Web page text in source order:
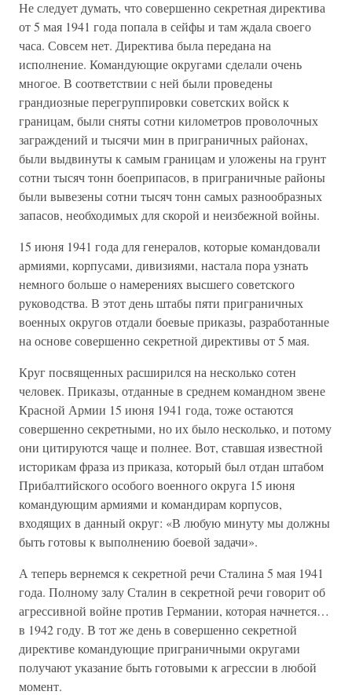
Не следует думать, что совершенно секретная директива
от 5 мая 1941 года попала в сейфы и там ждала своего
часа. Совсем нет. Директива была передана на
исполнение. Командующие округами сделали очень
многое. В соответствии с ней были проведены
грандиозные перегруппировки советских войск к
границам, были сняты сотни километров проволочных
заграждений и тысячи мин в приграничных районах,
были выдвинуты к самым границам и уложены на грунт
сотни тысяч тонн боеприпасов, в приграничные районы
были вывезены сотни тысяч тонн самых разнообразных
запасов, необходимых для скорой и неизбежной войны.
15 июня 1941 года для генералов, которые командовали
армиями, корпусами, дивизиями, настала пора узнать
немного больше о намерениях высшего советского
руководства. В этот день штабы пяти приграничных
военных округов отдали боевые приказы, разработанные
на основе совершенно секретной директивы от 5 мая.
Круг посвященных расширился на несколько сотен
человек. Приказы, отданные в среднем командном звене
Красной Армии 15 июня 1941 года, тоже остаются
совершенно секретными, но их было несколько, и потому
они цитируются чаще и полнее. Вот, ставшая известной
историкам фраза из приказа, который был отдан штабом
Прибалтийского особого военного округа 15 июня
командующим армиями и командирам корпусов,
входящих в данный округ: «В любую минуту мы должны
быть готовы к выполнению боевой задачи».
А теперь вернемся к секретной речи Сталина 5 мая 1941
года. Полному залу Сталин в секретной речи говорит об
агрессивной войне против Германии, которая начнется…
в 1942 году. В тот же день в совершенно секретной
директиве командующие приграничными округами
получают указание быть готовыми к агрессии в любой
момент.